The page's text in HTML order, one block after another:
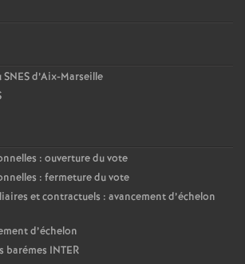
d’Aix-Marseille
: ouverture du vote
: fermeture du vote
et contractuels : avancement d’échelon
d’échelon
INTER